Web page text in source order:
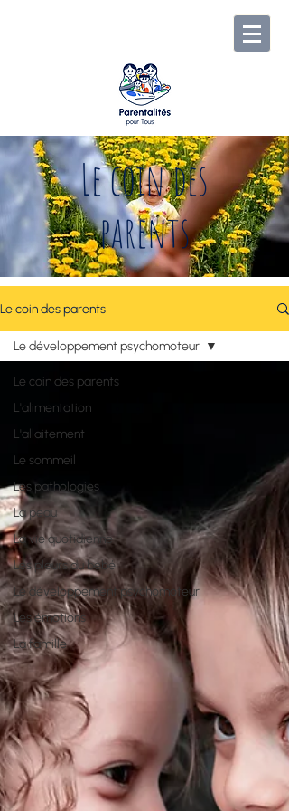
Le coin des
parents
Le coin des parents
Le coin des parents
L'alimentation
L'allaitement
Le sommeil
Les pathologies
La peau
La vie quotidienne
Les pleurs du bébé
Le développement psychomoteur
Les émotions
La famille
Le développement psychomoteur